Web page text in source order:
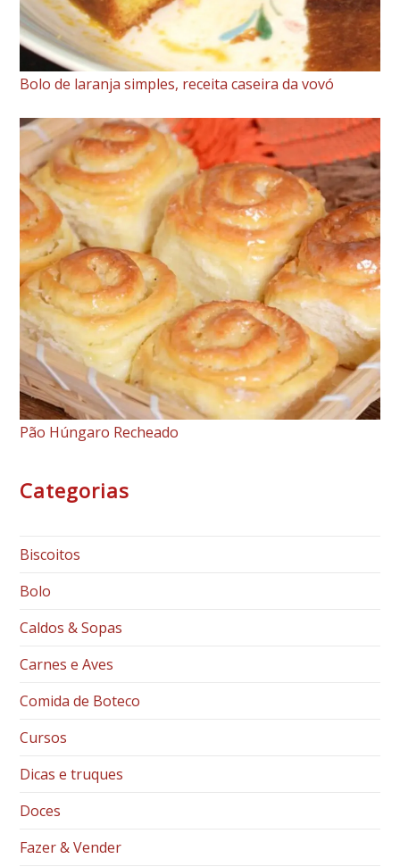
Bolo de laranja simples, receita caseira da vovó
Pão Húngaro Recheado
Categorias
Biscoitos
Bolo
Caldos & Sopas
Carnes e Aves
Comida de Boteco
Cursos
Dicas e truques
Doces
Fazer & Vender